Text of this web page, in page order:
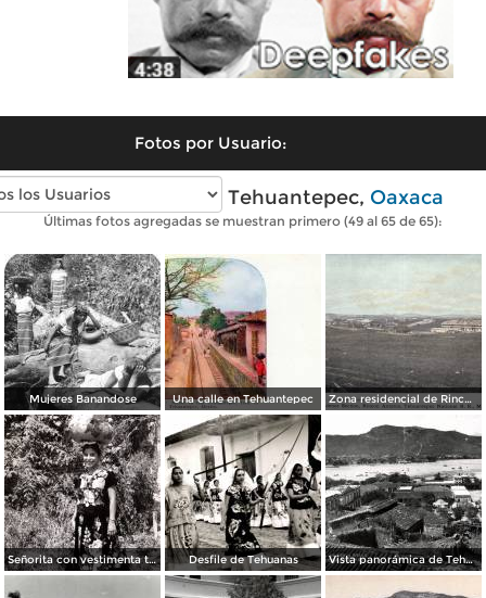
Fotos por Usuario:
Fotos antiguas de Tehuantepec, Oaxaca
Últimas fotos agregadas se muestran primero (49 al 65 de 65):
Mujeres Banandose Una calle en Tehuantepec Zona residencial de Rincón Antonio
Señorita con vestimenta típica de Tehuantepec Desfile de Tehuanas Vista panorámica de Tehuantepec